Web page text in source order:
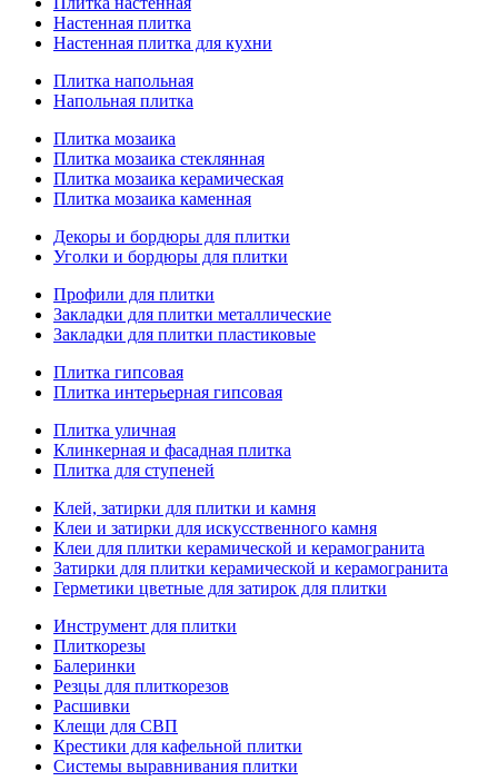
Настенная плитка
Настенная плитка для кухни
Плитка напольная
Напольная плитка
Плитка мозаика
Плитка мозаика стеклянная
Плитка мозаика керамическая
Плитка мозаика каменная
Декоры и бордюры для плитки
Уголки и бордюры для плитки
Профили для плитки
Закладки для плитки металлические
Закладки для плитки пластиковые
Плитка гипсовая
Плитка интерьерная гипсовая
Плитка уличная
Клинкерная и фасадная плитка
Плитка для ступеней
Клей, затирки для плитки и камня
Клеи и затирки для искусственного камня
Клеи для плитки керамической и керамогранита
Затирки для плитки керамической и керамогранита
Герметики цветные для затирок для плитки
Инструмент для плитки
Плиткорезы
Балеринки
Резцы для плиткорезов
Расшивки
Клещи для СВП
Крестики для кафельной плитки
Системы выравнивания плитки